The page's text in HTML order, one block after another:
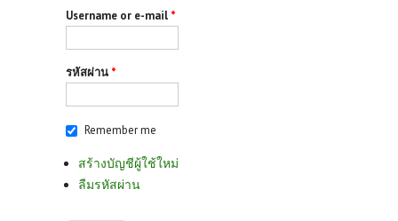
Username or e-mail *
รหัสผ่าน *
Remember me
สร้างบัญชีผู้ใช้ใหม่
ลืมรหัสผ่าน